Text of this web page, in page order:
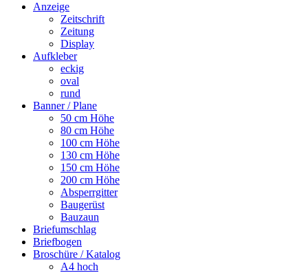
Anzeige
Zeitschrift
Zeitung
Display
Aufkleber
eckig
oval
rund
Banner / Plane
50 cm Höhe
80 cm Höhe
100 cm Höhe
130 cm Höhe
150 cm Höhe
200 cm Höhe
Absperrgitter
Baugerüst
Bauzaun
Briefumschlag
Briefbogen
Broschüre / Katalog
A4 hoch